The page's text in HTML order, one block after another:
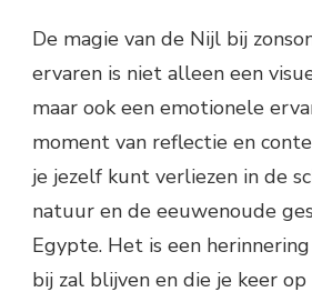
De magie van de Nijl bij
ervaren is niet alleen een
maar ook een emotionele
moment van reflectie en
je jezelf kunt verliezen in de
natuur en de eeuwenoude
Egypte. Het is een
bij zal blijven en die je keer